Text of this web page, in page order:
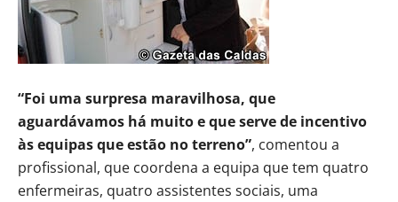
“Foi uma surpresa maravilhosa, que
aguardávamos há muito e que serve de incentivo
às equipas que estão no terreno”, comentou a
profissional, que coordena a equipa que tem quatro
enfermeiras, quatro assistentes sociais, uma